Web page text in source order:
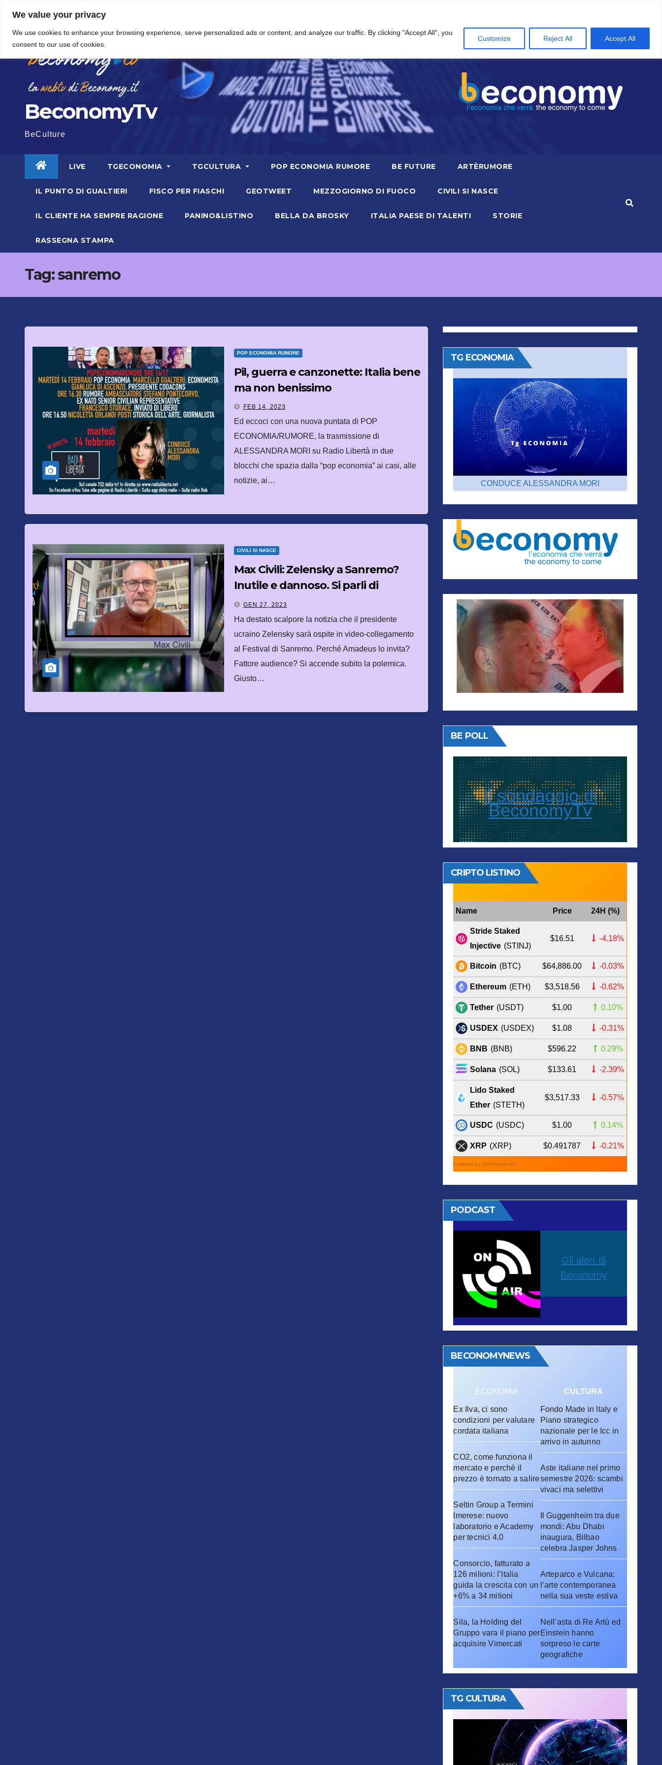
We value your privacy
We use cookies to enhance your browsing experience, serve personalized ads or content, and analyze our traffic. By clicking "Accept All", you
consent to our use of cookies.
Customize Reject All Accept All
contenuto
5 Agosto 2026 15:49
BeconomyTv
BeCulture
LIVE TGECONOMIA TGCULTURA POP ECONOMIA RUMORE BE FUTURE ARTÈRUMORE
IL PUNTO DI GUALTIERI FISCO PER FIASCHI GEOTWEET MEZZOGIORNO DI FUOCO CIVILI SI NASCE
IL CLIENTE HA SEMPRE RAGIONE PANINO&LISTINO BELLA DA BROSKY ITALIA PAESE DI TALENTI STORIE
RASSEGNA STAMPA
Tag:sanremo
POP ECONOMIA RUMORE
Pil, guerra e canzonette: Italia bene
ma non benissimo
FEB 14, 2023
Ed eccoci con una nuova puntata di POP
ECONOMIA/RUMORE, la trasmissione di
ALESSANDRA MORI su Radio Libertà in due
blocchi che spazia dalla “pop economia” ai casi, alle
notizie, ai…
CIVILI SI NASCE
Max Civili: Zelensky a Sanremo?
Inutile e dannoso. Si parli di
trattative di pace, non di armi
GEN 27, 2023
Ha destato scalpore la notizia che il presidente
ucraino Zelensky sarà ospite in video-collegamento
al Festival di Sanremo. Perché Amadeus lo invita?
Fattore audience? Si accende subito la polemica.
Giusto…
TG ECONOMIA
CONDUCE ALESSANDRA MORI
BE POLL
Il sondaggio di
BeconomyTv
CRIPTO LISTINO
Name Price 24H (%)
Stride Staked
Injective (STINJ)
$16.51 -4.18%
Bitcoin (BTC) $64,886.00 -0.03%
Ethereum (ETH) $3,518.56 -0.62%
Tether (USDT) $1.00 0.10%
USDEX (USDEX) $1.08 -0.31%
BNB (BNB) $596.22 0.29%
Solana (SOL) $133.61 -2.39%
Lido Staked
Ether (STETH)
$3,517.33 -0.57%
USDC (USDC) $1.00 0.14%
XRP (XRP) $0.491787 -0.21%
Powered by CoinGecko API
PODCAST
Gli alert di
Beconomy
BECONOMYNEWS
ECONOMIA
Ex Ilva, ci sono
condizioni per valutare
cordata italiana
CO2, come funziona il
mercato e perché il
prezzo è tornato a salire
Seltin Group a Termini
Imerese: nuovo
laboratorio e Academy
per tecnici 4.0
Consorcio, fatturato a
126 milioni: l’Italia
guida la crescita con un
+6% a 34 milioni
Sila, la Holding del
Gruppo vara il piano per
acquisire Vimercati
CULTURA
Fondo Made in Italy e
Piano strategico
nazionale per le Icc in
arrivo in autunno
Aste italiane nel primo
semestre 2026: scambi
vivaci ma selettivi
Il Guggenheim tra due
mondi: Abu Dhabi
inaugura, Bilbao
celebra Jasper Johns
Arteparco e Vulcana:
l’arte contemporanea
nella sua veste estiva
Nell’asta di Re Artù ed
Einstein hanno
sorpreso le carte
geografiche
TG CULTURA